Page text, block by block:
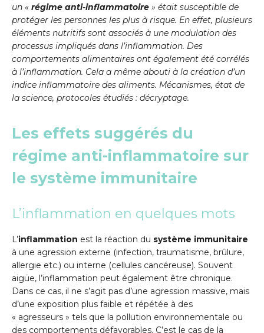
un « régime anti-inflammatoire » était susceptible de
protéger les personnes les plus à risque. En effet, plusieurs
éléments nutritifs sont associés à une modulation des
processus impliqués dans l’inflammation. Des
comportements alimentaires ont également été corrélés
à l’inflammation. Cela a même abouti à la création d’un
indice inflammatoire des aliments. Mécanismes, état de
la science, protocoles étudiés : décryptage.
Les effets suggérés du
régime anti-inflammatoire sur
le système immunitaire
L’inflammation en quelques mots
L’inflammation est la réaction du système immunitaire
à une agression externe (infection, traumatisme, brûlure,
allergie etc.) ou interne (cellules cancéreuse). Souvent
aigüe, l’inflammation peut également être chronique.
Dans ce cas, il ne s’agit pas d’une agression massive, mais
d’une exposition plus faible et répétée à des
« agresseurs » tels que la pollution environnementale ou
des comportements défavorables. C’est le cas de la